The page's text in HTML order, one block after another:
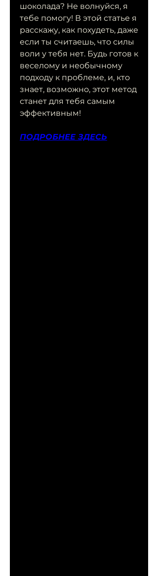
шоколада? Не волнуйся, я
тебе помогу! В этой статье я
расскажу, как похудеть, даже
если ты считаешь, что силы
воли у тебя нет. Будь готов к
веселому и необычному
подходу к проблеме, и, кто
знает, возможно, этот метод
станет для тебя самым
эффективным!
ПОДРОБНЕЕ ЗДЕСЬ